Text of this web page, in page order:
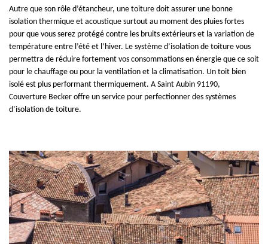
Autre que son rôle d’étancheur, une toiture doit assurer une bonne
isolation thermique et acoustique surtout au moment des pluies fortes
pour que vous serez protégé contre les bruits extérieurs et la variation de
température entre l’été et l’hiver. Le système d’isolation de toiture vous
permettra de réduire fortement vos consommations en énergie que ce soit
pour le chauffage ou pour la ventilation et la climatisation. Un toit bien
isolé est plus performant thermiquement. A Saint Aubin 91190,
Couverture Becker offre un service pour perfectionner des systèmes
d’isolation de toiture.